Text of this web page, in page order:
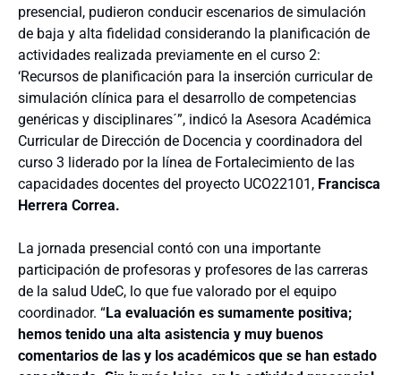
presencial, pudieron conducir escenarios de simulación
de baja y alta fidelidad considerando la planificación de
actividades realizada previamente en el curso 2:
‘Recursos de planificación para la inserción curricular de
simulación clínica para el desarrollo de competencias
genéricas y disciplinares´”, indicó la Asesora Académica
Curricular de Dirección de Docencia y coordinadora del
curso 3 liderado por la línea de Fortalecimiento de las
capacidades docentes del proyecto UCO22101, Francisca
Herrera Correa.
La jornada presencial contó con una importante
participación de profesoras y profesores de las carreras
de la salud UdeC, lo que fue valorado por el equipo
coordinador. “La evaluación es sumamente positiva;
hemos tenido una alta asistencia y muy buenos
comentarios de las y los académicos que se han estado